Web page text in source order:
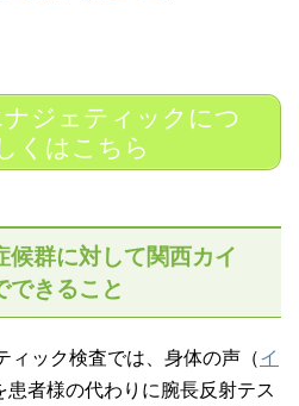
ジェティックにつ
くはこちら
候群に対して関西カイ
できること
ィック検査では、身体の声（イ
患者様の代わりに腕長反射テス